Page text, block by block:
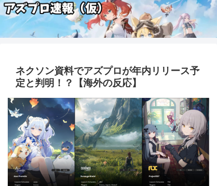
ネクソン資料でアズプロが年内リリース予
定と判明！？【海外の反応】